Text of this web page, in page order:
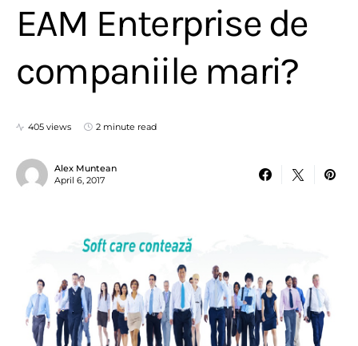
EAM Enterprise de
companiile mari?
405 views 2 minute read
Alex Muntean
April 6, 2017